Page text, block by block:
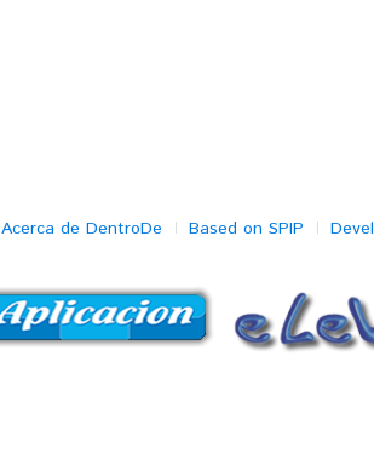
Acerca de DentroDe Based on SPIP